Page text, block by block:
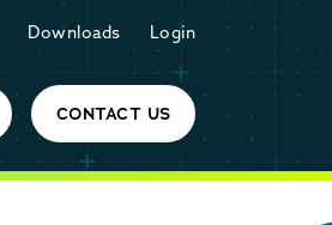
Downloads Login
CONTACT US